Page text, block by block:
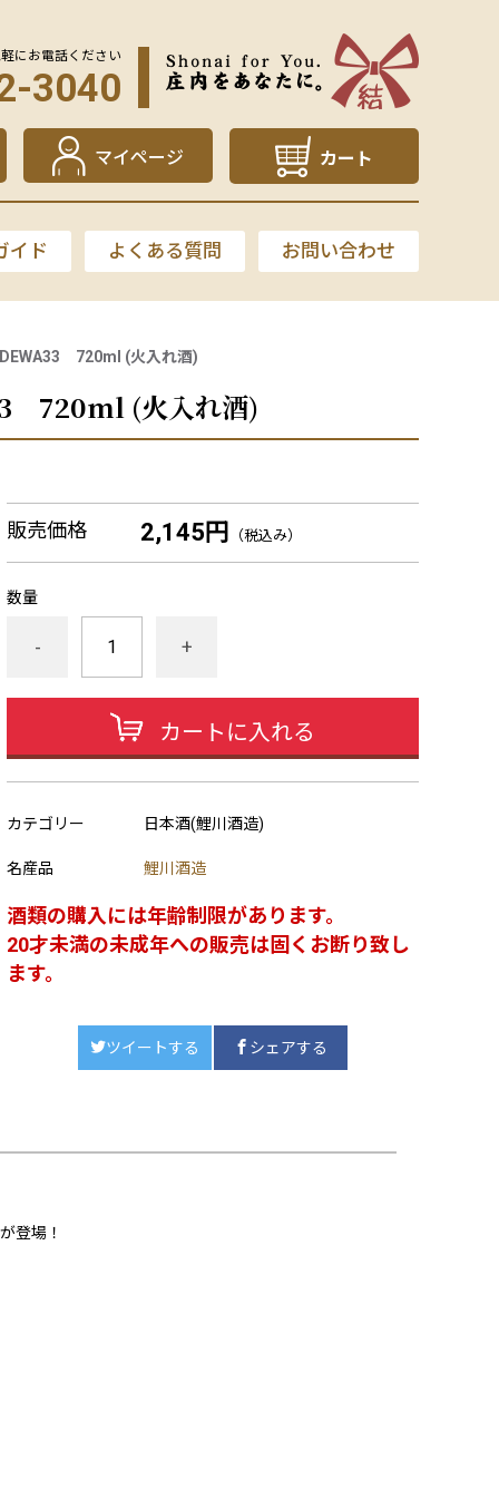
にお電話ください
3040
マイページ カート
イド よくある質問 お問い合わせ
720ml (火入れ酒)
720ml (火入れ酒)
販売価格 2,145円 （税込み）
数量
- +
カートに入れる
カテゴリー 日本酒(鯉川酒造)
名産品 鯉川酒造
酒類の購入には年齢制限があります。
20才未満の未成年への販売は固くお断り致し
ます。
ツイートする シェアする
登場！